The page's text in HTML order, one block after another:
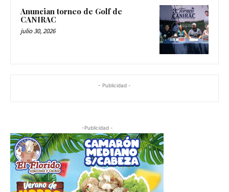
Anuncian torneo de Golf de
CANIRAC
julio 30, 2026
- Publicidad -
-Publicidad -